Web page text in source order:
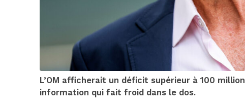
L’OM afficherait un déficit supérieur à 100
information qui fait froid dans le dos.